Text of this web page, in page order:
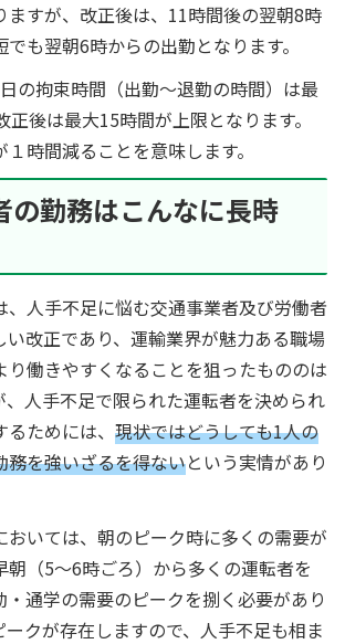
ますが、改正後は、11時間後の翌朝8時
も翌朝6時からの出勤となります。
の拘束時間（出勤～退勤の時間）は最
後は最大15時間が上限となります。
時間減ることを意味します。
の勤務はこんなに長時
人手不足に悩む交通事業者及び労働者
い改正であり、運輸業界が魅力ある職場
り働きやすくなることを狙ったもののは
、人手不足で限られた運転者を決められ
ためには、 現状ではどうしても1人の
務を強いざるを得ないという実情があり
いては、朝のピーク時に多くの需要が
朝（5～6時ごろ）から多くの運転者を
・通学の需要のピークを捌く必要があり
ークが存在しますので、人手不足も相ま